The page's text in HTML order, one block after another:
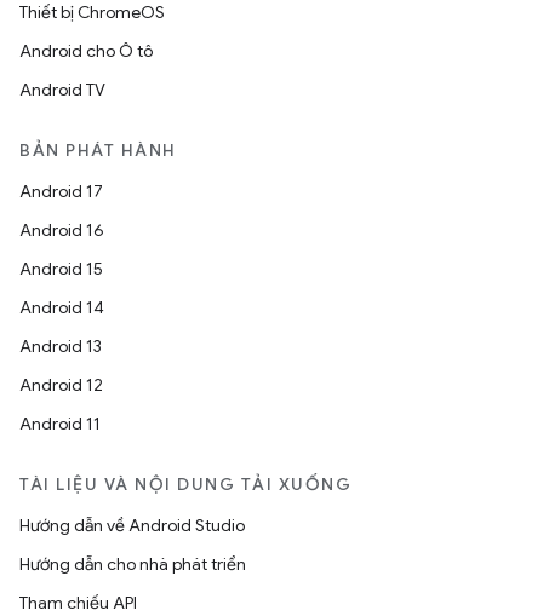
Thiết bị ChromeOS
Android cho Ô tô
Android TV
BẢN PHÁT HÀNH
Android 17
Android 16
Android 15
Android 14
Android 13
Android 12
Android 11
TÀI LIỆU VÀ NỘI DUNG TẢI XUỐNG
Hướng dẫn về Android Studio
Hướng dẫn cho nhà phát triển
Tham chiếu API